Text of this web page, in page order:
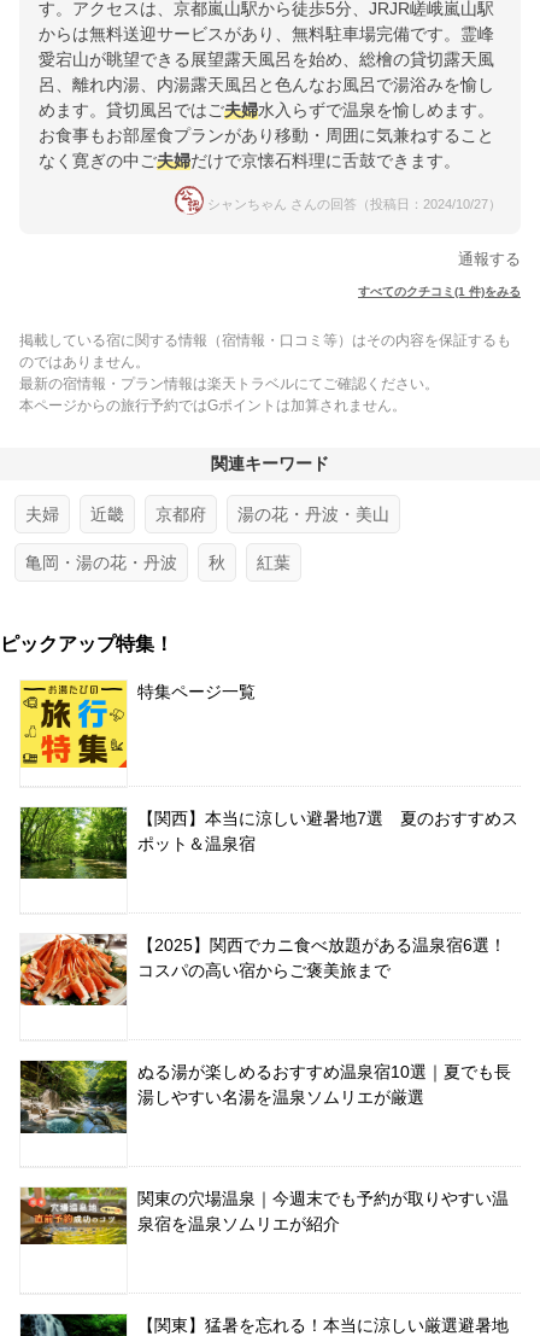
す。アクセスは、京都嵐山駅から徒歩5分、JRJR嵯峨嵐山駅
からは無料送迎サービスがあり、無料駐車場完備です。霊峰
愛宕山が眺望できる展望露天風呂を始め、総檜の貸切露天風
呂、離れ内湯、内湯露天風呂と色んなお風呂で湯浴みを愉し
めます。貸切風呂ではご夫婦水入らずで温泉を愉しめます。
お食事もお部屋食プランがあり移動・周囲に気兼ねすること
なく寛ぎの中ご夫婦だけで京懐石料理に舌鼓できます。
シャンちゃん さんの回答（投稿日：2024/10/27）
通報する
すべてのクチコミ(1 件)をみる
掲載している宿に関する情報（宿情報・口コミ等）はその内容を保証するも
のではありません。
最新の宿情報・プラン情報は楽天トラベルにてご確認ください。
本ページからの旅行予約ではGポイントは加算されません。
関連キーワード
夫婦 近畿 京都府 湯の花・丹波・美山
亀岡・湯の花・丹波 秋 紅葉
ピックアップ特集！
特集ページ一覧
【関西】本当に涼しい避暑地7選 夏のおすすめス
ポット＆温泉宿
【2025】関西でカニ食べ放題がある温泉宿6選！
コスパの高い宿からご褒美旅まで
ぬる湯が楽しめるおすすめ温泉宿10選｜夏でも長
湯しやすい名湯を温泉ソムリエが厳選
関東の穴場温泉｜今週末でも予約が取りやすい温
泉宿を温泉ソムリエが紹介
【関東】猛暑を忘れる！本当に涼しい厳選避暑地